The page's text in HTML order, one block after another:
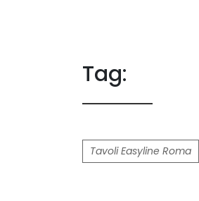
Tag:
Tavoli Easyline Roma